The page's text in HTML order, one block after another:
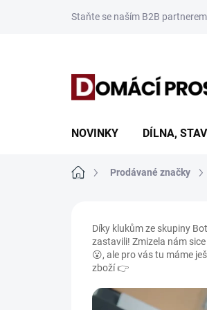
Staňte se naším B2B partnerem
NOVINKY DÍLNA,
Domů Prodávané značky
Díky klukům ze skupiny
zastavili! Zmizela nám
😮, ale pro vás tu máme
zboží 👉